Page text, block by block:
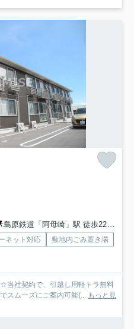
島原鉄道「阿母崎」駅 徒歩22分
ネット対応
敷地内ごみ置き場
当社契約で、引越し用軽トラ無料
ムーズにご案内可能(...
もっと見